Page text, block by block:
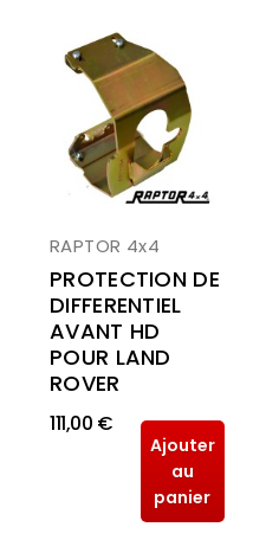
RAPTOR 4x4
PROTECTION DE
DIFFERENTIEL
AVANT HD
POUR LAND
ROVER
111,00 €
Ajouter
au
panier